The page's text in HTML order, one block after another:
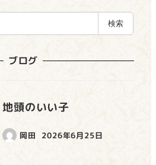
検索
ブログ
地頭のいい子
岡田 2026年6月25日